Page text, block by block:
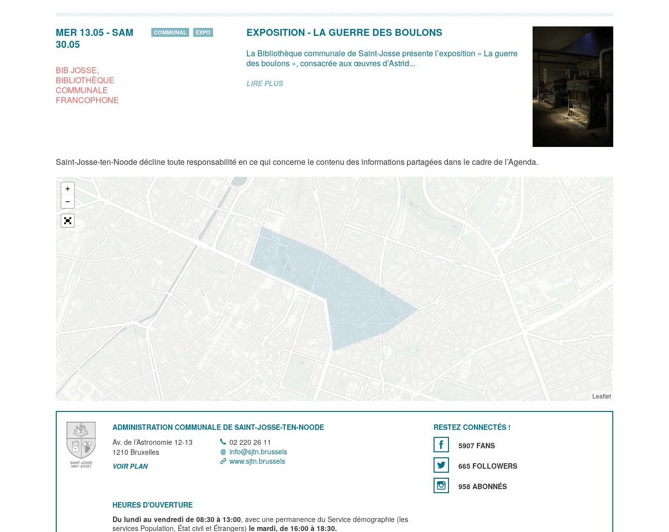
MER 13.05 -SAM
30.05
BIB JOSSE,
BIBLIOTHÈQUE
COMMUNALE
FRANCOPHONE
COMMUNAL EXPO EXPOSITION - LA GUERRE DES BOULONS
La Bibliothèque communale de Saint-Josse présente l’exposition « La guerre
des boulons », consacrée aux œuvres d’Astrid...
LIRE PLUS
Saint-Josse-ten-Noode décline toute responsabilité en ce qui concerne le contenu des informations partagées dans le cadre de l’Agenda.
Leaflet
ADMINISTRATION COMMUNALE DE SAINT-JOSSE-TEN-NOODE
Av. de l’Astronomie 12-13
1210 Bruxelles
VOIR PLAN
02 220 26 11
info@sjtn.brussels
www.sjtn.brussels
HEURES D'OUVERTURE
Du lundi au vendredi de 08:30 à 13:00, avec une permanence du Service démographie (les
services Population, État civil et Étrangers) le mardi, de 16:00 à 18:30.
RESTEZ CONNECTÉS !
5907 FANS
665 FOLLOWERS
958 ABONNÉS